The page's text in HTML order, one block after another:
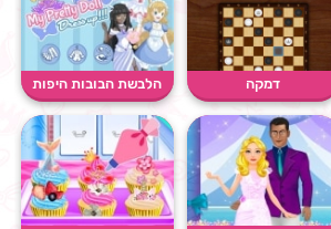
דמקה
הלבשת הבובות היפות
שלי